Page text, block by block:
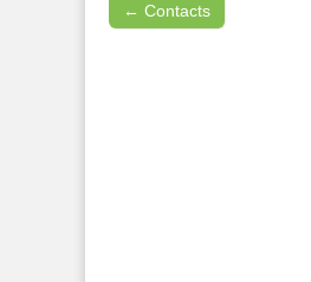
Post navigation
← Contacts